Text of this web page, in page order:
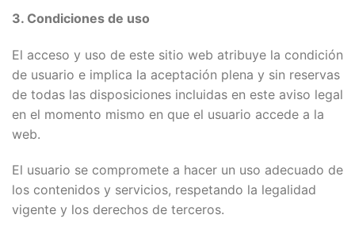
3. Condiciones de uso
El acceso y uso de este sitio web atribuye la condición
de usuario e implica la aceptación plena y sin reservas
de todas las disposiciones incluidas en este aviso legal
en el momento mismo en que el usuario accede a la
web.
El usuario se compromete a hacer un uso adecuado de
los contenidos y servicios, respetando la legalidad
vigente y los derechos de terceros.